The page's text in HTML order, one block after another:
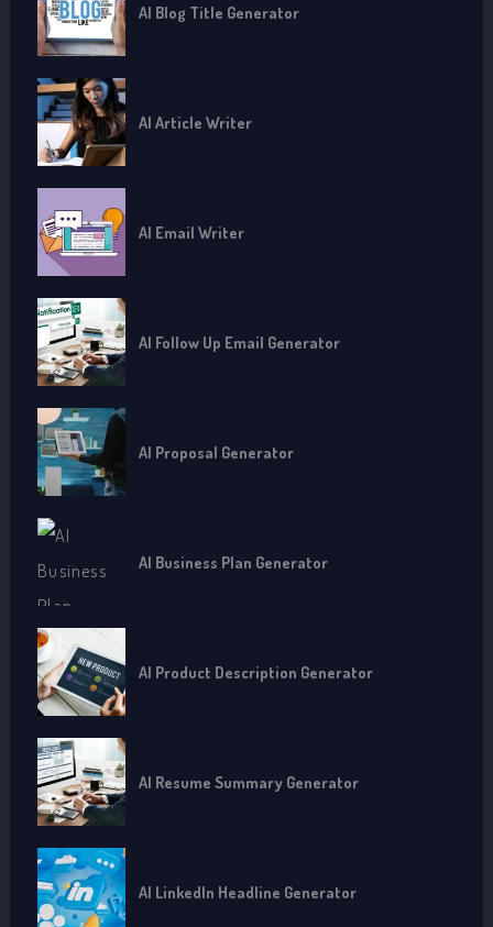
AI Blog Title Generator
AI Article Writer
AI Email Writer
AI Follow Up Email Generator
AI Proposal Generator
AI Business Plan Generator
AI Product Description Generator
AI Resume Summary Generator
AI LinkedIn Headline Generator